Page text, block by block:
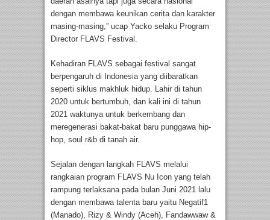
dengan membawa keunikan cerita dan karakter
masing-masing,” ucap Yacko selaku Program
Director FLAVS Festival.
Kehadiran FLAVS sebagai festival sangat
berpengaruh di Indonesia yang diibaratkan
seperti siklus makhluk hidup. Lahir di tahun
2020 untuk bertumbuh, dan kali ini di tahun
2021 waktunya untuk berkembang dan
meregenerasi bakat-bakat baru punggawa hip-
hop, soul r&b di tanah air.
Sejalan dengan langkah FLAVS melalui
rangkaian program FLAVS Nu Icon yang telah
rampung terlaksana pada bulan Juni 2021 lalu
dengan membawa talenta baru yaitu Negatif1
(Manado), Rizy & Windy (Aceh), Fandawwaw &